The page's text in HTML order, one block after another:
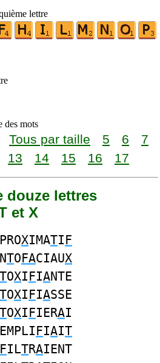
lettre
des mots
Tous par taille 5 6
7
13 14 15 16 17
douze lettres
et X
XIMATIF
TOFACIAUX
TOXIFIANTE
TOXIFIASSE
TOXIFIERAI
EMPLIFIAIT
ILTRAIENT